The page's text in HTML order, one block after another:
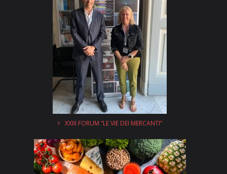
XXIII FORUM “LE VIE DEI MERCANTI”